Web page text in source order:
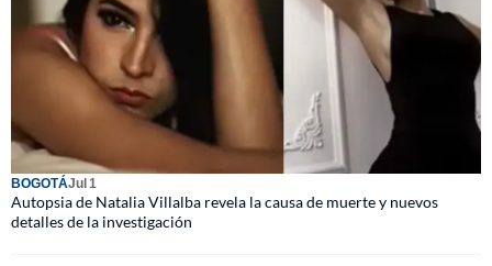
BOGOTÁJul 1
Autopsia de Natalia Villalba revela la causa de muerte y nuevos
detalles de la investigación